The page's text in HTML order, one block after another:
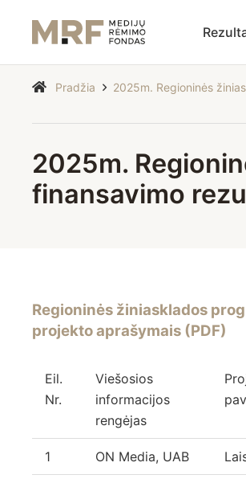
Pradžia 2025m. Regioninės
2025m.
finansavimo
Regioninės žiniasklados
projekto aprašymais (PDF)
Eil.
Nr.
Viešosios
informacijos
rengėjas
1 ON Media, UAB